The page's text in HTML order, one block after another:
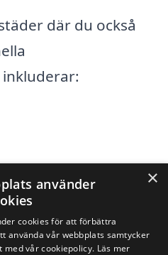
där du också
×
använder
cookies för att förbättra
använda vår webbplats samtycker
med vår cookiepolicy. Läs mer